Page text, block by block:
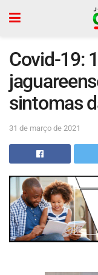
Covid-19:
sintomas
31 de março de 2021